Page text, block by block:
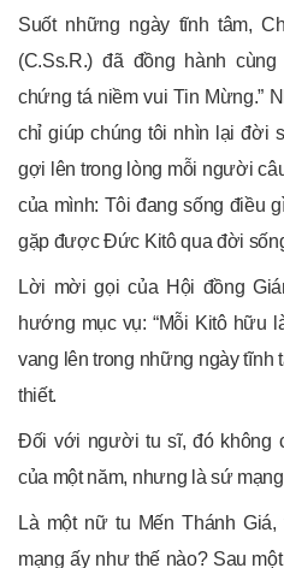
Suốt những ngày tĩnh tâm,
(C.Ss.R.) đã đồng hành
chứng tá niềm vui Tin Mừng.”
chỉ giúp chúng tôi nhìn lại đời
gợi lên trong lòng mỗi người
của mình: Tôi đang sống điều
gặp được Đức Kitô qua đời
Lời mời gọi của Hội đồng
hướng mục vụ: “Mỗi Kitô hữu
vang lên trong những ngày tĩnh
thiết.
Đối với người tu sĩ, đó không
của một năm, nhưng là sứ
Là một nữ tu Mến Thánh
mạng ấy như thế nào? Sau